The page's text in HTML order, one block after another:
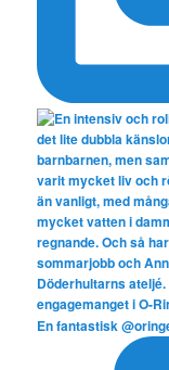
En fantastisk